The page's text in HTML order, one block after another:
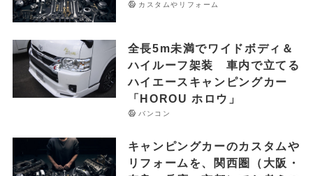
カスタムやリフォーム
全長5m未満でワイドボディ＆
ハイルーフ架装 車内で立てる
ハイエースキャンピングカー
「HOROU ホロウ」
バンコン
キャンピングカーのカスタムや
リフォームを、関西圏（大阪・